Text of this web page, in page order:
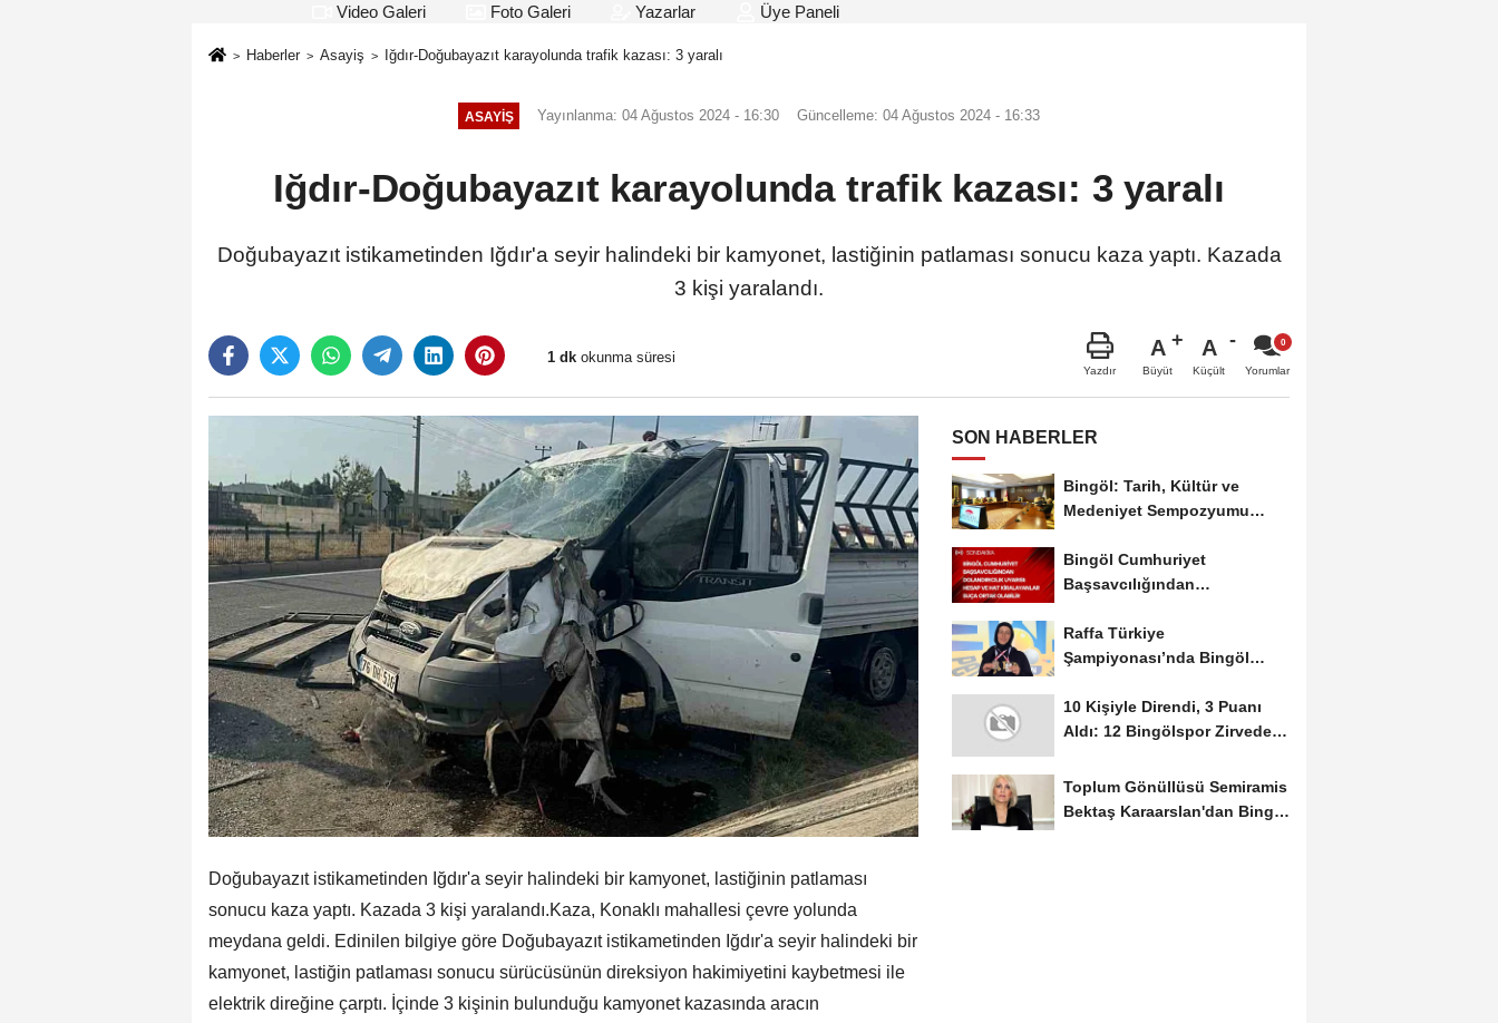
Video Galeri Foto Galeri Yazarlar Üye Paneli
Haberler Asayiş Iğdır-Doğubayazıt karayolunda trafik kazası: 3 yaralı
ASAYIŞ Yayınlanma: 04 Ağustos 2024 - 16:30 Güncelleme: 04 Ağustos 2024 - 16:33
Iğdır-Doğubayazıt karayolunda trafik kazası: 3 yaralı
Doğubayazıt istikametinden Iğdır'a seyir halindeki bir kamyonet, lastiğinin patlaması sonucu kaza yaptı. Kazada
3 kişi yaralandı.
1 dk okunma süresi
Yazdır
A
Büyüt
A
Küçült Yorumlar
Doğubayazıt istikametinden Iğdır'a seyir halindeki bir kamyonet, lastiğinin patlaması
sonucu kaza yaptı. Kazada 3 kişi yaralandı.Kaza, Konaklı mahallesi çevre yolunda
meydana geldi. Edinilen bilgiye göre Doğubayazıt istikametinden Iğdır'a seyir halindeki bir
kamyonet, lastiğin patlaması sonucu sürücüsünün direksiyon hakimiyetini kaybetmesi ile
elektrik direğine çarptı. İçinde 3 kişinin bulunduğu kamyonet kazasında aracın
SON HABERLER
Bingöl: Tarih, Kültür ve
Medeniyet Sempozyumu
Bingöl Cumhuriyet
Başsavcılığından
Raffa Türkiye
Şampiyonası’nda Bingöl
10 Kişiyle Direndi, 3 Puanı
Aldı: 12 Bingölspor Zirvedeki
Toplum Gönüllüsü Semiramis
Bektaş Karaarslan'dan Bingöl